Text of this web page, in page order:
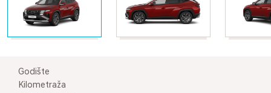
Godište
Kilometraža